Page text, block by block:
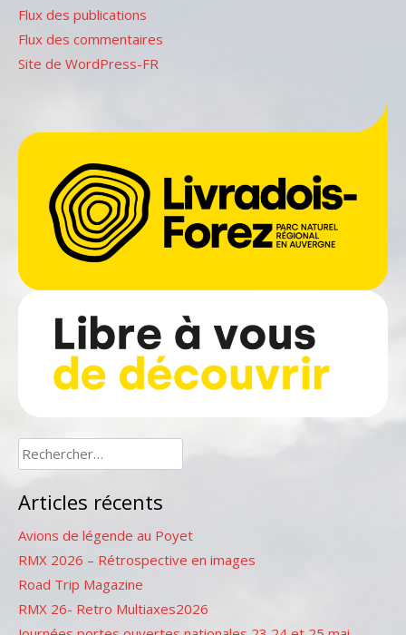
Flux des publications
Flux des commentaires
Site de WordPress-FR
Rechercher :
Articles récents
Avions de légende au Poyet
RMX 2026 – Rétrospective en images
Road Trip Magazine
RMX 26- Retro Multiaxes2026